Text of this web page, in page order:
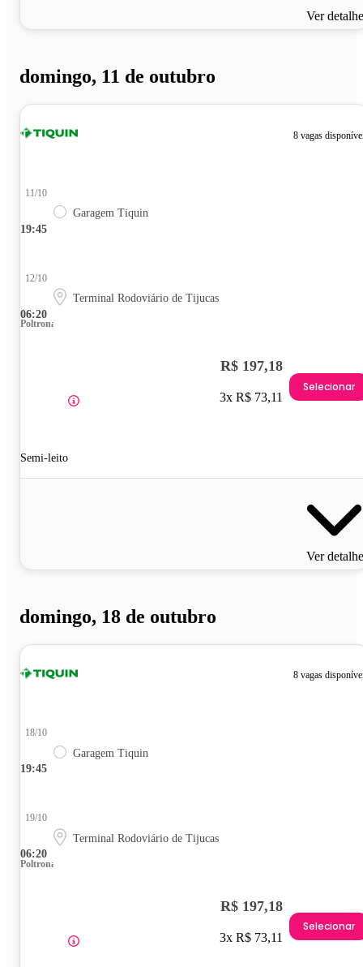
Ver
domingo, 11 de outubro
8 vagas
19:45
11/10
Garagem Tiquin
06:20
12/10
Terminal Rodoviário de Tijucas
Poltrona
Semi-leito
R$ 197,18
3x R$ 73,11
Selecionar
Ver
domingo, 18 de outubro
8 vagas
19:45
18/10
Garagem Tiquin
06:20
19/10
Terminal Rodoviário de Tijucas
Poltrona
R$ 197,18
3x R$ 73,11
Selecionar